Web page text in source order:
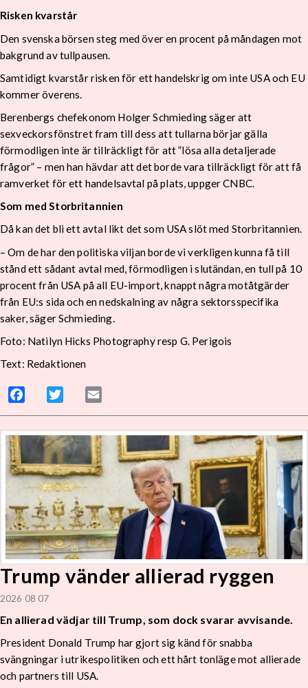
Risken kvarstår
Den svenska börsen steg med över en procent på måndagen mot
bakgrund av tullpausen.
Samtidigt kvarstår risken för ett handelskrig om inte USA och EU
kommer överens.
Berenbergs chefekonom Holger Schmieding säger att
sexveckorsfönstret fram till dess att tullarna börjar gälla
förmodligen inte är tillräckligt för att ”lösa alla detaljerade
frågor” – men han hävdar att det borde vara tillräckligt för att få
ramverket för ett handelsavtal på plats, uppger CNBC.
Som med Storbritannien
Då kan det bli ett avtal likt det som USA slöt med Storbritannien.
– Om de har den politiska viljan borde vi verkligen kunna få till
stånd ett sådant avtal med, förmodligen i slutändan, en tull på 10
procent från USA på all EU-import, knappt några motåtgärder
från EU:s sida och en nedskalning av några sektorsspecifika
saker, säger Schmieding.
Foto: Natilyn Hicks Photography resp G. Perigois
Text: Redaktionen
Facebook Twitter
Trump vänder allierad ryggen
2026 08 07
En allierad vädjar till Trump, som dock svarar avvisande.
President Donald Trump har gjort sig känd för snabba
svängningar i utrikespolitiken och ett hårt tonläge mot allierade
och partners till USA.